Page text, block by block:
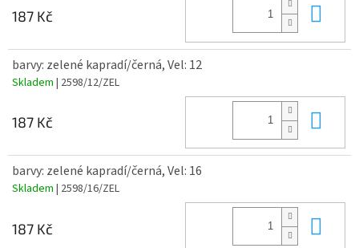
187 Kč
barvy: zelené kapradí/černá, Vel: 12
Skladem | 2598/12/ZEL
187 Kč
barvy: zelené kapradí/černá, Vel: 16
Skladem | 2598/16/ZEL
187 Kč